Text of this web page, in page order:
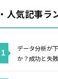
・人気記事ラ
データ分析が
か？成功と失